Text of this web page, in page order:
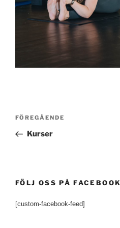
Inläggsnavigering
Föregående
inlägg
FÖREGÅENDE
Kurser
FÖLJ OSS PÅ FACEBOOK
[custom-facebook-feed]